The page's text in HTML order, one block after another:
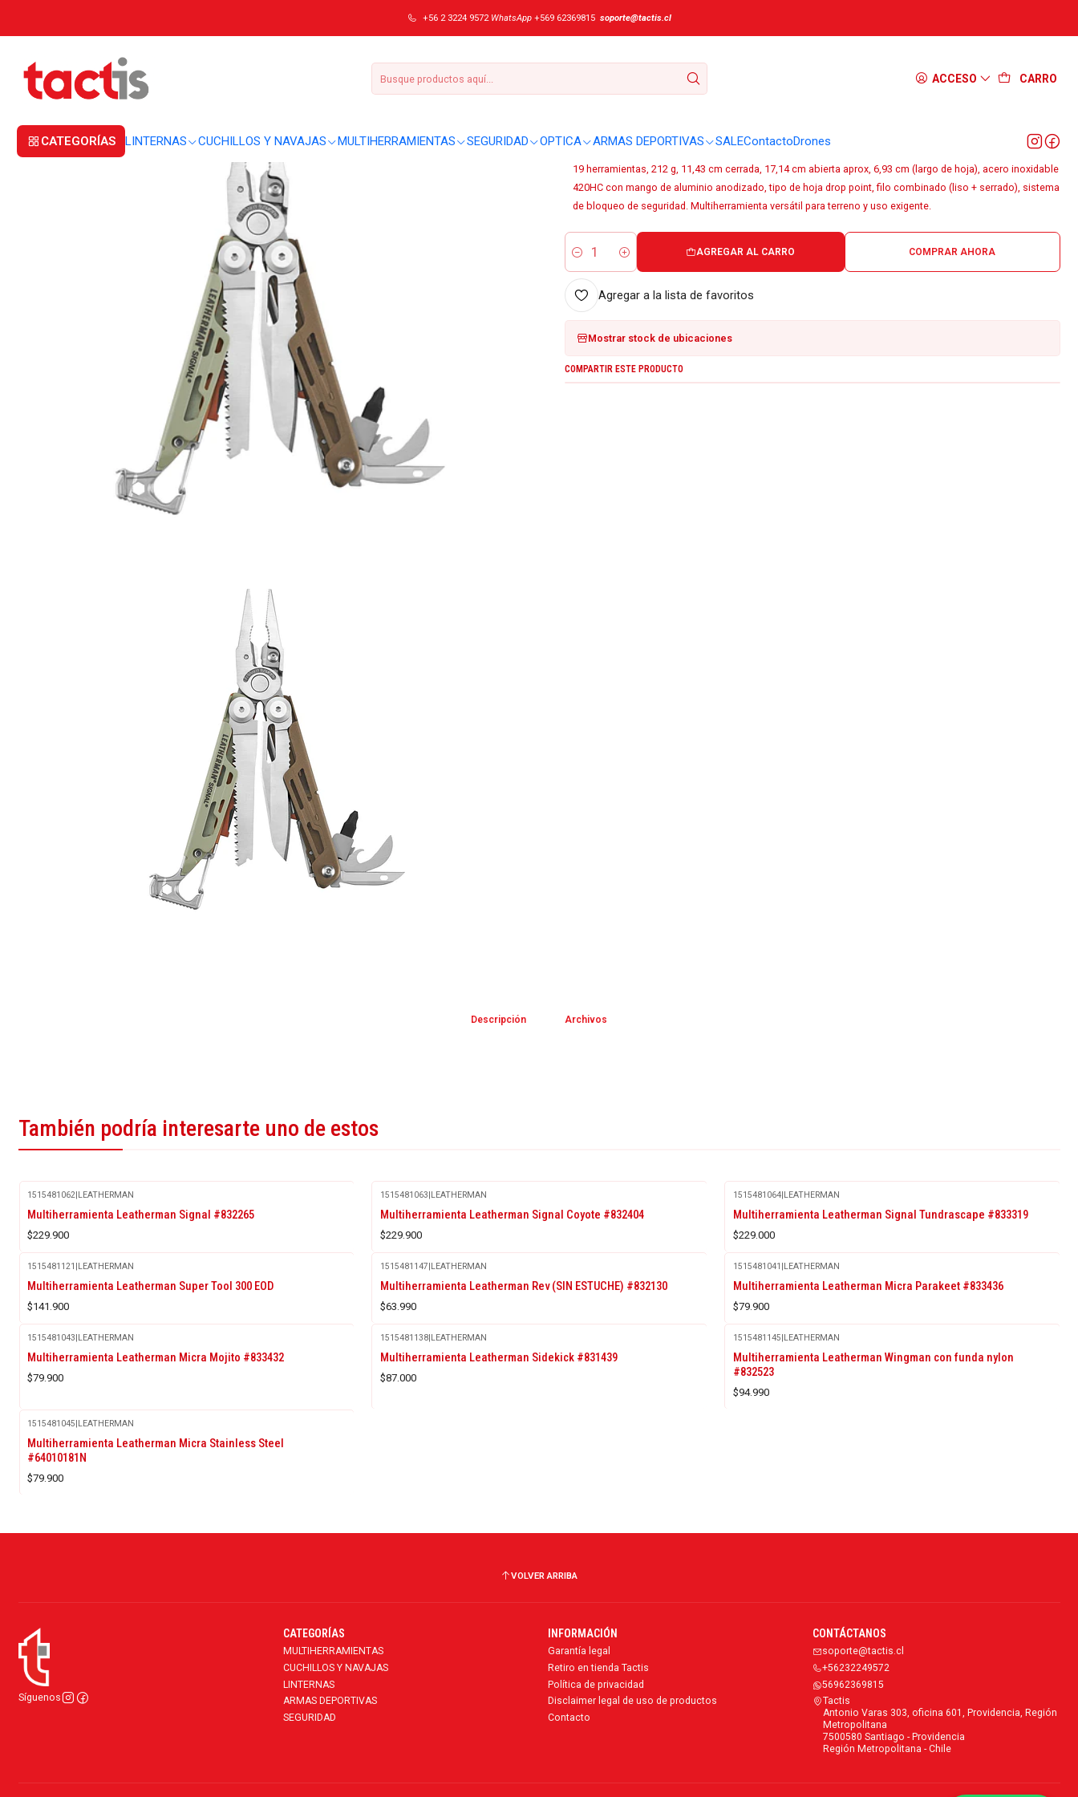
ACCESO CARRO
CATEGORÍAS LINTERNAS CUCHILLOS Y NAVAJAS MULTIHERRAMIENTAS SEGURIDAD OPTICA ARMAS DEPORTIVAS SALEContactoDrones
+56 2 3224 9572 WhatsApp +569 62369815 soporte@tactis.cl
Multiherramienta Leatherman Signal Mesa Verde #833321
|
Multiherramienta Leatherman Signal Mesa Verde
19 herramientas, 212 g, 11,43 cm cerrada, 17,14 cm abierta aprox, 6,93 cm (largo de hoja), acero inoxidable
420HC con mango de aluminio anodizado, tipo de hoja drop point, filo combinado (liso + serrado), sistema
de bloqueo de seguridad. Multiherramienta versátil para terreno y uso exigente.
Cantidad
AGREGAR AL CARRO COMPRAR AHORA
Agregar a la lista de favoritos
Mostrar stock de ubicaciones
COMPARTIR ESTE PRODUCTO
Descripción Archivos
También podría interesarte uno de estos
1515481062|LEATHERMAN
Multiherramienta Leatherman Signal #832265
$229.900
1515481063|LEATHERMAN
Multiherramienta Leatherman Signal Coyote #832404
$229.900
1515481064|LEATHERMAN
Multiherramienta Leatherman Signal Tundrascape #833319
$229.000
1515481121 |LEATHERMAN
Multiherramienta Leatherman Super Tool 300 EOD
$141.900
1515481147|LEATHERMAN
Multiherramienta Leatherman Rev (SIN ESTUCHE) #832130
$63.990
1515481041 |LEATHERMAN
Multiherramienta Leatherman Micra Parakeet #833436
$79.900
1515481043|LEATHERMAN
Multiherramienta Leatherman Micra Mojito #833432
$79.900
1515481138|LEATHERMAN
Multiherramienta Leatherman Sidekick #831439
$87.000
1515481145|LEATHERMAN
Multiherramienta Leatherman Wingman con funda nylon
#832523
$94.990
1515481045|LEATHERMAN
Multiherramienta Leatherman Micra Stainless Steel
#64010181N
$79.900
VOLVER ARRIBA
Síguenos
CATEGORÍAS
MULTIHERRAMIENTAS
CUCHILLOS Y NAVAJAS
LINTERNAS
ARMAS DEPORTIVAS
SEGURIDAD
INFORMACIÓN
Garantía legal
Retiro en tienda Tactis
Política de privacidad
Disclaimer legal de uso de productos
Contacto
CONTÁCTANOS
soporte@tactis.cl
+56232249572
56962369815
Tactis
Antonio Varas 303, oficina 601, Providencia, Región
Metropolitana
7500580 Santiago - Providencia
Región Metropolitana - Chile